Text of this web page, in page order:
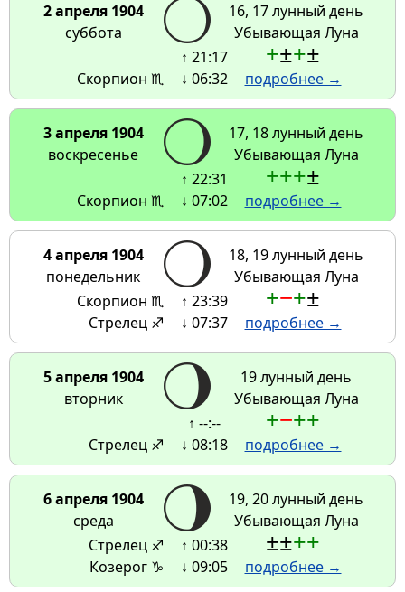
2 апреля 1904
суббота
16, 17 лунный день
Убывающая Луна
Скорпион ♏
↑ 21:17
↓ 06:32
+±+±
подробнее →
3 апреля 1904
воскресенье
17, 18 лунный день
Убывающая Луна
Скорпион ♏
↑ 22:31
↓ 07:02
+++±
подробнее →
4 апреля 1904
понедельник
18, 19 лунный день
Убывающая Луна
Скорпион ♏
Стрелец ♐
↑ 23:39
↓ 07:37
+−+±
подробнее →
5 апреля 1904
вторник
19 лунный день
Убывающая Луна
Стрелец ♐
↑ --:--
↓ 08:18
+−++
подробнее →
6 апреля 1904
среда
19, 20 лунный день
Убывающая Луна
Стрелец ♐
Козерог ♑
↑ 00:38
↓ 09:05
±±++
подробнее →